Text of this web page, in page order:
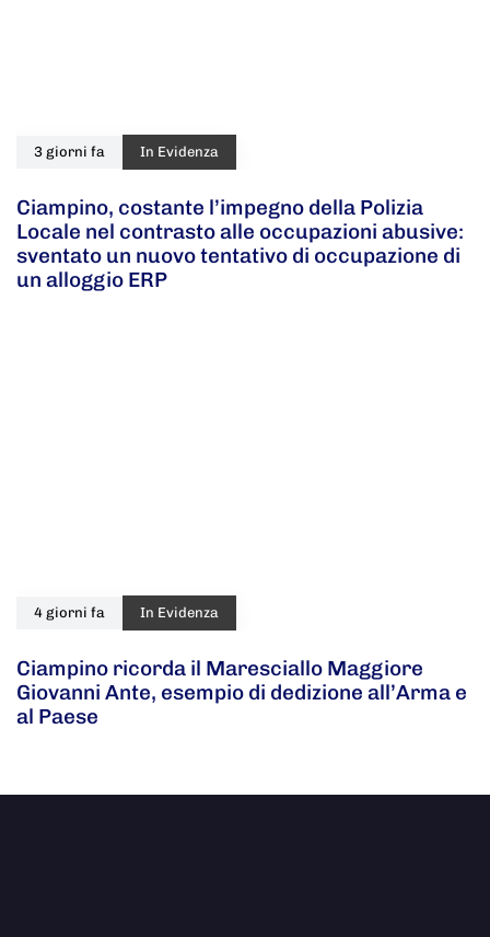
3 giorni fa In Evidenza
Ciampino, costante l’impegno della Polizia
Locale nel contrasto alle occupazioni abusive:
sventato un nuovo tentativo di occupazione di
un alloggio ERP
4 giorni fa In Evidenza
Ciampino ricorda il Maresciallo Maggiore
Giovanni Ante, esempio di dedizione all’Arma e
al Paese